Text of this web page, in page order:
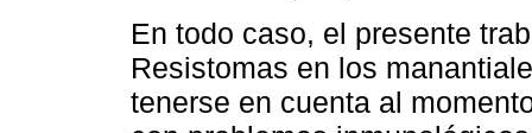
En todo caso, el presente
Resistomas en los
tenerse en cuenta al